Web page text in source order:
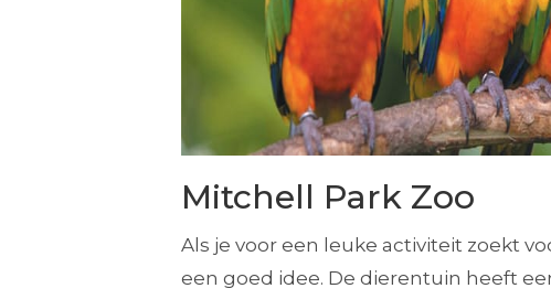
Mitchell Park Zoo
Als je voor een leuke activiteit zoekt
een goed idee. De dierentuin heeft